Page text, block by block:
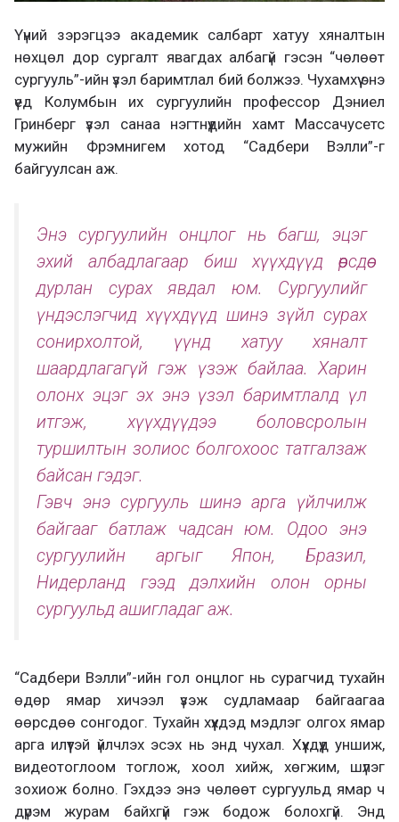
Үүний зэрэгцээ академик салбарт хатуу хяналтын
нөхцөл дор сургалт явагдах албагүй гэсэн “чөлөөт
сургууль”-ийн үзэл баримтлал бий болжээ. Чухамхүү энэ
үед Колумбын их сургуулийн профессор Дэниел
Гринберг үзэл санаа нэгтнүүдийн хамт Массачусетс
мужийн Фрэмнигем хотод “Садбери Вэлли”-г
байгуулсан аж.
Энэ сургуулийн онцлог нь багш, эцэг
эхий албадлагаар биш хүүхдүүд өөрсдөө
дурлан сурах явдал юм. Сургуулийг
үндэслэгчид хүүхдүүд шинэ зүйл сурах
сонирхолтой, үүнд хатуу хяналт
шаардлагагүй гэж үзэж байлаа. Харин
олонх эцэг эх энэ үзэл баримтлалд үл
итгэж, хүүхдүүдээ боловсролын
туршилтын золиос болгохоос татгалзаж
байсан гэдэг.
Гэвч энэ сургууль шинэ арга үйлчилж
байгааг батлаж чадсан юм. Одоо энэ
сургуулийн аргыг Япон, Бразил,
Нидерланд гээд дэлхийн олон орны
сургуульд ашигладаг аж.
“Садбери Вэлли”-ийн гол онцлог нь сурагчид тухайн
өдөр ямар хичээл үзэж судламаар байгаагаа
өөрсдөө сонгодог. Тухайн хүүхдэд мэдлэг олгох ямар
арга илүүтэй үйлчлэх эсэх нь энд чухал. Хүүхдүүд уншиж,
видеотоглоом тоглож, хоол хийж, хөгжим, шүлэг
зохиож болно. Гэхдээ энэ чөлөөт сургуульд ямар ч
дүрэм журам байхгүй гэж бодож болохгүй. Энд